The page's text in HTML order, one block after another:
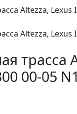
трасса
00-05